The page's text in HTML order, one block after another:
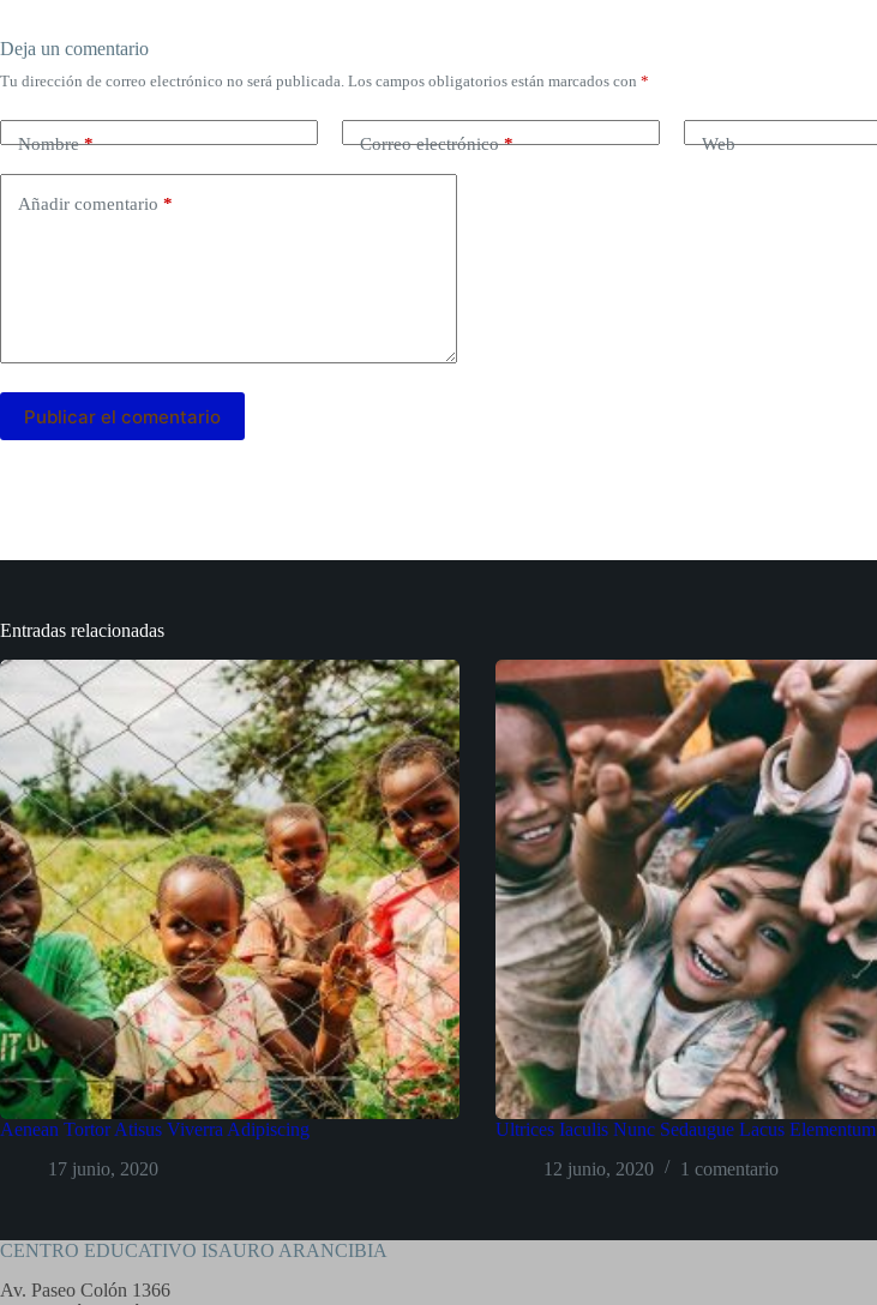
Deja un comentario
Tu dirección de correo electrónico no será publicada. Los campos obligatorios están marcados con *
Nombre* Correo electrónico* Web
Añadir comentario *
Publicar el comentario
Entradas relacionadas
Aenean Tortor Atisus Viverra Adipiscing
17 junio, 2020
Ultrices Iaculis Nunc Sedaugue Lacus Elementum
12 junio, 2020
1 comentario
CENTRO EDUCATIVO ISAURO ARANCIBIA
Av. Paseo Colón 1366